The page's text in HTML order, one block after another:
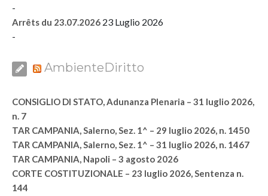
-
Arrêts du 23.07.2026 23 Luglio 2026
-
AmbienteDiritto
CONSIGLIO DI STATO, Adunanza Plenaria – 31 luglio 2026,
n. 7
TAR CAMPANIA, Salerno, Sez. 1^ – 29 luglio 2026, n. 1450
TAR CAMPANIA, Salerno, Sez. 1^ – 31 luglio 2026, n. 1467
TAR CAMPANIA, Napoli – 3 agosto 2026
CORTE COSTITUZIONALE – 23 luglio 2026, Sentenza n.
144